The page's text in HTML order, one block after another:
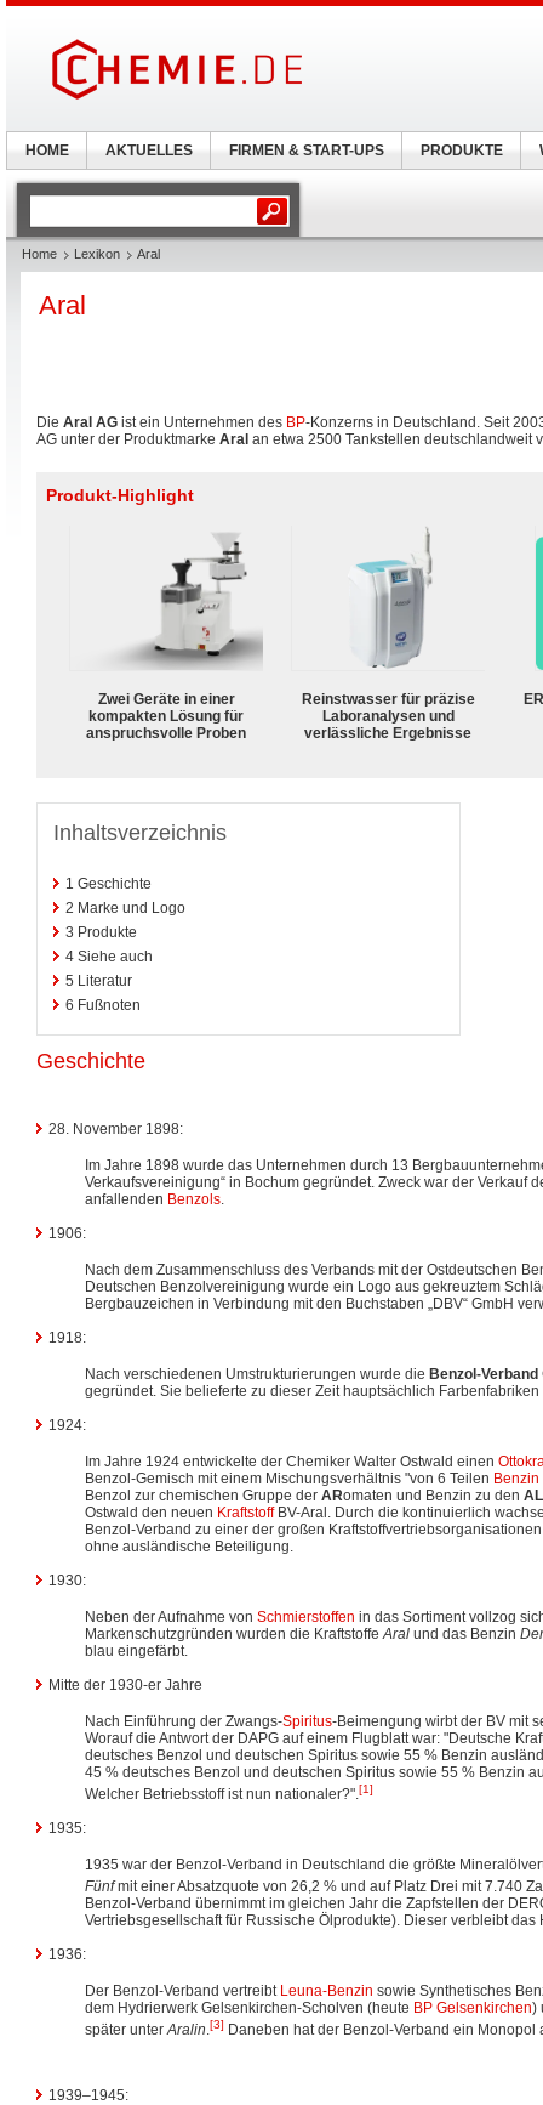
Home Lexikon Aral
Aral
Die Aral AG ist ein Unternehmen des BP-Konzerns in Deutschland. Seit
AG unter der Produktmarke Aral an etwa 2500 Tankstellen deutschlandweit
Produkt-Highlight
Zwei Geräte in einer
kompakten Lösung für
anspruchsvolle Proben
Reinstwasser für präzise
Laboranalysen und
verlässliche Ergebnisse
Inhaltsverzeichnis
1 Geschichte
2 Marke und Logo
3 Produkte
4 Siehe auch
5 Literatur
6 Fußnoten
Geschichte
28. November 1898:
Im Jahre 1898 wurde das Unternehmen durch 13
Verkaufsvereinigung“ in Bochum gegründet. Zweck war der Verkauf
anfallenden Benzols.
1906:
Nach dem Zusammenschluss des Verbands mit der Ostdeutschen
Deutschen Benzolvereinigung wurde ein Logo aus gekreuztem
Bergbauzeichen in Verbindung mit den Buchstaben „DBV“ GmbH
1918:
Nach verschiedenen Umstrukturierungen wurde die Benzol-Verband
gegründet. Sie belieferte zu dieser Zeit hauptsächlich Farbenfabriken
1924:
Im Jahre 1924 entwickelte der Chemiker Walter Ostwald einen
Benzol-Gemisch mit einem Mischungsverhältnis "von 6 Teilen Benzin
Benzol zur chemischen Gruppe der ARomaten und Benzin zu den AL
Ostwald den neuen KraftstoffBV-Aral. Durch die kontinuierlich
Benzol-Verband zu einer der großen
ohne ausländische Beteiligung.
1930:
Neben der Aufnahme von Schmierstoffen in das Sortiment vollzog
Markenschutzgründen wurden die KraftstoffeAral und das Benzin
blau eingefärbt.
Mitte der 1930-er Jahre
Nach Einführung der Zwangs-Spiritus-Beimengung wirbt der BV mit
Worauf die Antwort der DAPG auf einem Flugblatt war: "Deutsche
deutsches Benzol und deutschen Spiritus sowie 55 % Benzin
45 % deutsches Benzol und deutschen Spiritus sowie 55 % Benzin
Welcher Betriebsstoff ist nun nationaler?".[1]
1935:
1935 war der Benzol-Verband in Deutschland die größte
Fünfmit einer Absatzquote von 26,2 % und auf Platz Drei mit 7.740
Benzol-Verband übernimmt im gleichen Jahr die Zapfstellen der
Vertriebsgesellschaft für Russische Ölprodukte). Dieser verbleibt das
1936:
Der Benzol-Verband vertreibt Leuna-Benzin sowie Synthetisches
dem Hydrierwerk Gelsenkirchen-Scholven (heute BP Gelsenkirchen)
später unterAralin.[3] Daneben hat der Benzol-Verband ein Monopol
1939–1945:
HOME AKTUELLES FIRMEN & START-UPS PRODUKTE